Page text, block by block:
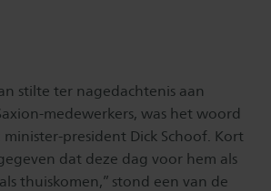
stilte ter nagedachtenis aan
medewerkers, was het woord
president Dick Schoof. Kort
dat deze dag voor hem als
thuiskomen,” stond een van de